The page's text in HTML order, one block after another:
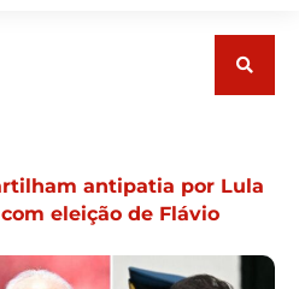
antipatia por Lula
eleição de Flávio